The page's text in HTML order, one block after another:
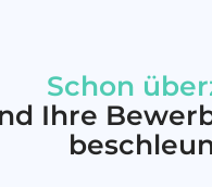
Schon
Ihre